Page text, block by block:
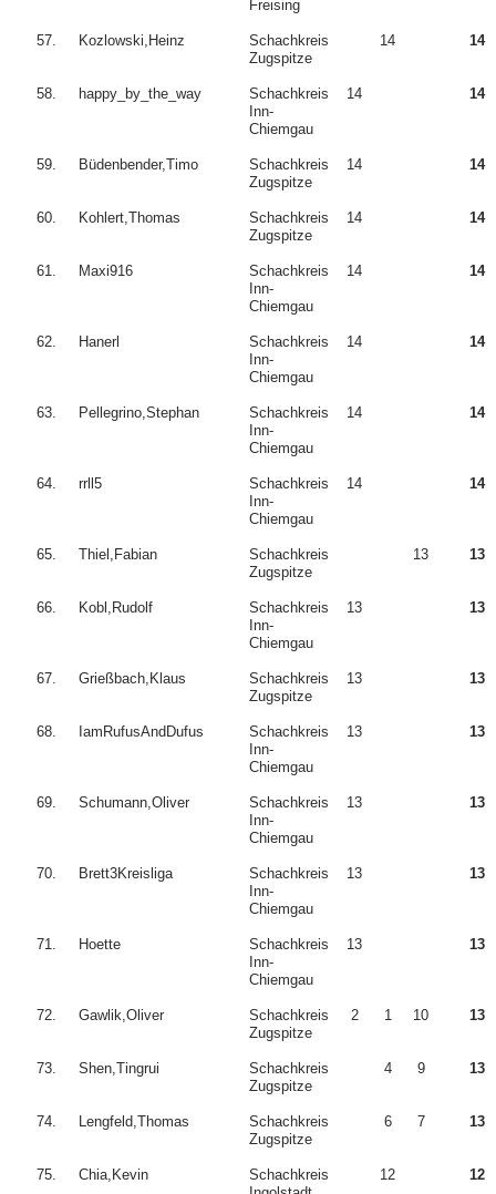
Freising
57. Kozlowski,Heinz
Schachkreis
Zugspitze
14 14
58. happy_by_the_way
Schachkreis
Inn-
Chiemgau
14 14
59. Büdenbender,Timo
Schachkreis
Zugspitze
14 14
60. Kohlert,Thomas
Schachkreis
Zugspitze
14 14
61. Maxi916
Schachkreis
Inn-
Chiemgau
14 14
62. Hanerl
Schachkreis
Inn-
Chiemgau
14 14
63. Pellegrino,Stephan
Schachkreis
Inn-
Chiemgau
14 14
64. rrll5
Schachkreis
Inn-
Chiemgau
14 14
65. Thiel,Fabian
Schachkreis
Zugspitze
13 13
66. Kobl,Rudolf
Schachkreis
Inn-
Chiemgau
13 13
67. Grießbach,Klaus
Schachkreis
Zugspitze
13 13
68. IamRufusAndDufus
Schachkreis
Inn-
Chiemgau
13 13
69. Schumann,Oliver
Schachkreis
Inn-
Chiemgau
13 13
70. Brett3Kreisliga
Schachkreis
Inn-
Chiemgau
13 13
71. Hoette
Schachkreis
Inn-
Chiemgau
13 13
72. Gawlik,Oliver
Schachkreis
Zugspitze
2 1 10 13
73. Shen,Tingrui
Schachkreis
Zugspitze
4 9 13
74. Lengfeld,Thomas
Schachkreis
Zugspitze
6 7 13
75. Chia,Kevin
Schachkreis
12 12